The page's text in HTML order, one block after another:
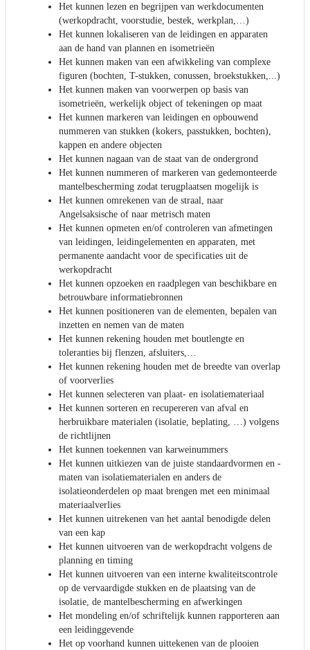
Het kunnen lezen en begrijpen van werkdocumenten
(werkopdracht, voorstudie, bestek, werkplan,…)
Het kunnen lokaliseren van de leidingen en apparaten
aan de hand van plannen en isometrieën
Het kunnen maken van een afwikkeling van complexe
figuren (bochten, T-stukken, conussen, broekstukken,...)
Het kunnen maken van voorwerpen op basis van
isometrieën, werkelijk object of tekeningen op maat
Het kunnen markeren van leidingen en opbouwend
nummeren van stukken (kokers, passtukken, bochten),
kappen en andere objecten
Het kunnen nagaan van de staat van de ondergrond
Het kunnen nummeren of markeren van gedemonteerde
mantelbescherming zodat terugplaatsen mogelijk is
Het kunnen omrekenen van de straal, naar
Angelsaksische of naar metrisch maten
Het kunnen opmeten en/of controleren van afmetingen
van leidingen, leidingelementen en apparaten, met
permanente aandacht voor de specificaties uit de
werkopdracht
Het kunnen opzoeken en raadplegen van beschikbare en
betrouwbare informatiebronnen
Het kunnen positioneren van de elementen, bepalen van
inzetten en nemen van de maten
Het kunnen rekening houden met boutlengte en
toleranties bij flenzen, afsluiters,…
Het kunnen rekening houden met de breedte van overlap
of voorverlies
Het kunnen selecteren van plaat- en isolatiemateriaal
Het kunnen sorteren en recupereren van afval en
herbruikbare materialen (isolatie, beplating, …) volgens
de richtlijnen
Het kunnen toekennen van karweinummers
Het kunnen uitkiezen van de juiste standaardvormen en -
maten van isolatiematerialen en anders de
isolatieonderdelen op maat brengen met een minimaal
materiaalverlies
Het kunnen uitrekenen van het aantal benodigde delen
van een kap
Het kunnen uitvoeren van de werkopdracht volgens de
planning en timing
Het kunnen uitvoeren van een interne kwaliteitscontrole
op de vervaardigde stukken en de plaatsing van de
isolatie, de mantelbescherming en afwerkingen
Het mondeling en/of schriftelijk kunnen rapporteren aan
een leidinggevende
Het op voorhand kunnen uittekenen van de plooien